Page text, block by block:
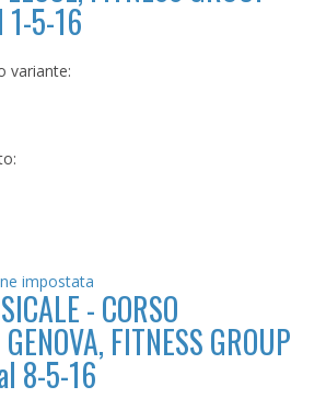
5-16
variante:
- CORSO
FITNESS GROUP
8-5-16